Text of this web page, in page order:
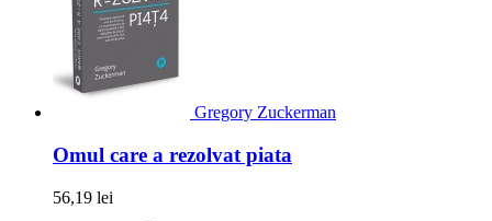
Gregory Zuckerman
Omul care a rezolvat piata
56,19 lei